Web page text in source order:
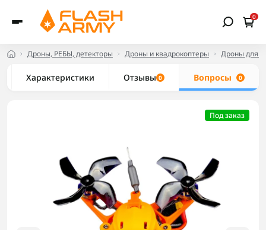
0
Дроны, РЕБЫ, детекторы Дроны и квадрокоптеры Дроны для
Характеристики Отзывы 0 Вопросы 0
Под заказ